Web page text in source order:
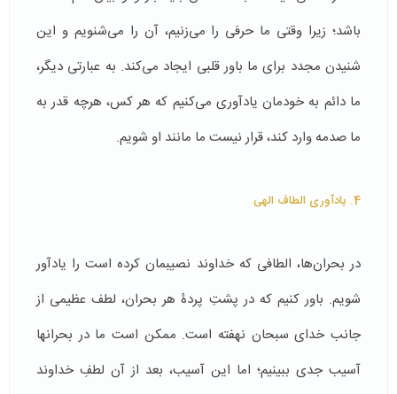
باشد؛ زیرا وقتی ما حرفی را می‌زنیم، آن را می‌شنویم و این
شنیدن مجدد برای ما باور قلبی ایجاد می‌کند. به عبارتی دیگر،
ما دائم به خودمان یادآوری می‌کنیم که هر کس، هرچه قدر به
ما صدمه وارد ‌کند، قرار نیست ما مانند او شویم.
4. یادآوری الطاف الهی
در بحران‌ها، الطافی که خداوند نصیب­مان کرده است را یادآور
شویم. باور کنیم که در پشتِ پردۀ هر بحران، لطف عظیمی از
جانب خدای سبحان نهفته است. ممکن است ما در بحران­ها
آسیب جدی ببینیم؛ اما این آسیب، بعد از آن لطفِ خداوند